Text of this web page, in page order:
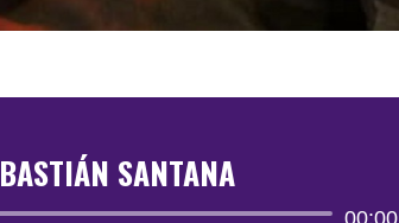
SANTANA
Reproductor
00:00